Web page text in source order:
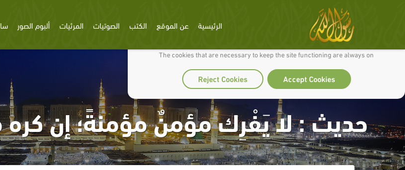
We use cookies to make our site work well for you and so we can continually improve it.
The cookies that are necessary to keep the site functioning are always on
Accept Cookies
Reject Cookies
الرئيسية عن الموقع الكتب الصوتيات المرئيات ألبوم الصور
حديث : لا يَفْرِك مؤمنٌ مؤمنةً؛ إن كره